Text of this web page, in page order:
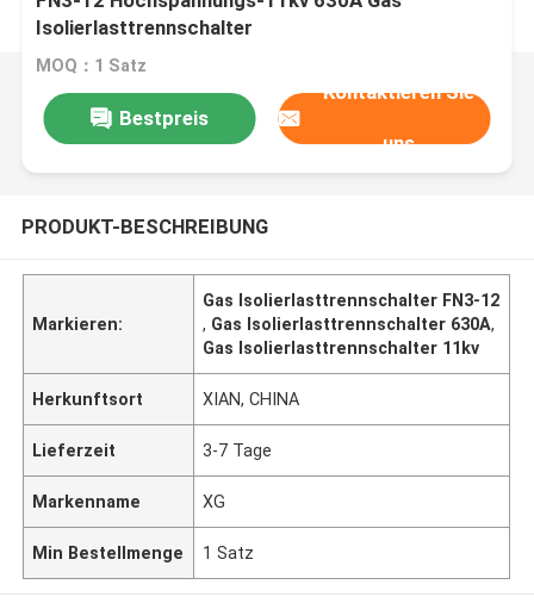
Isolierlasttrennschalter
MOQ：1 Satz
Bestpreis
Kontaktieren Sie
uns
PRODUKT-BESCHREIBUNG
Markieren:
Gas Isolierlasttrennschalter FN3-12
, Gas Isolierlasttrennschalter 630A,
Gas Isolierlasttrennschalter 11kv
Herkunftsort XIAN, CHINA
Lieferzeit 3-7 Tage
Markenname XG
Min Bestellmenge 1 Satz